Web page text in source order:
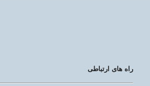
راه های ارتباطی